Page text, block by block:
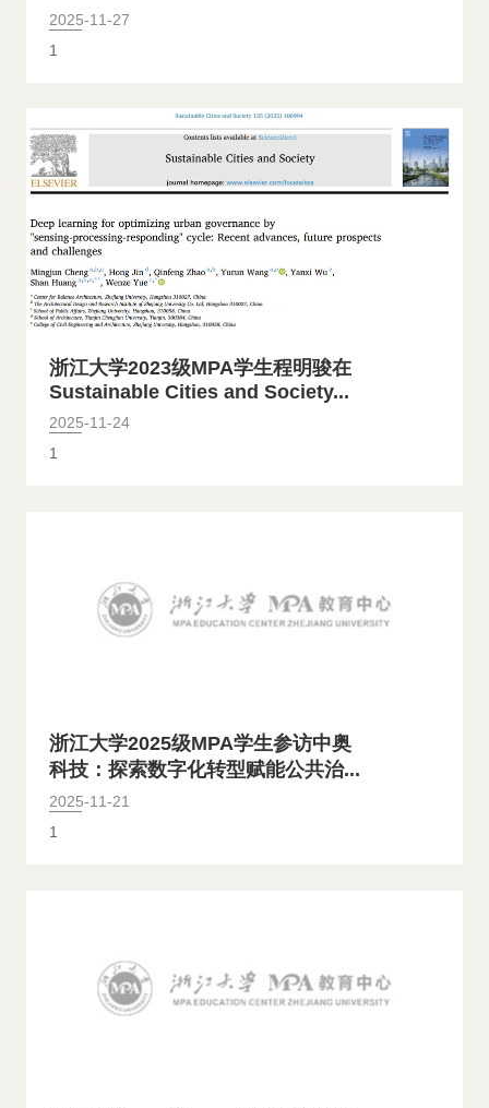
2025-11-27
1
浙江大学2023级MPA学生程明骏在
Sustainable Cities and Society...
2025-11-24
1
浙江大学2025级MPA学生参访中奥
科技：探索数字化转型赋能公共治...
2025-11-21
1